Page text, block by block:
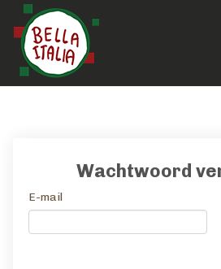
Over Ons
Wachtwoord
E-mail